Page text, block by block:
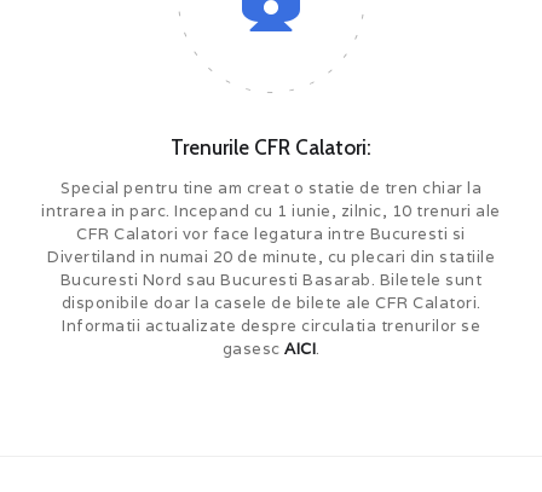
Trenurile CFR Calatori:
Special pentru tine am creat o statie de tren chiar la
intrarea in parc. Incepand cu 1 iunie, zilnic, 10 trenuri ale
CFR Calatori vor face legatura intre Bucuresti si
Divertiland in numai 20 de minute, cu plecari din statiile
Bucuresti Nord sau Bucuresti Basarab. Biletele sunt
disponibile doar la casele de bilete ale CFR Calatori.
Informatii actualizate despre circulatia trenurilor se
gasesc AICI.